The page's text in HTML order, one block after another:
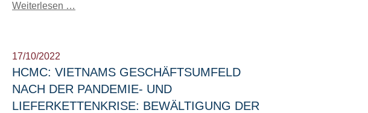
Weiterlesen …
17/10/2022
HCMC: VIETNAMS GESCHÄFTSUMFELD
NACH DER PANDEMIE- UND
LIEFERKETTENKRISE: BEWÄLTIGUNG DER